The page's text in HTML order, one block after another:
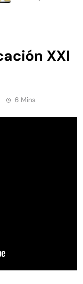
XXI
6 Mins